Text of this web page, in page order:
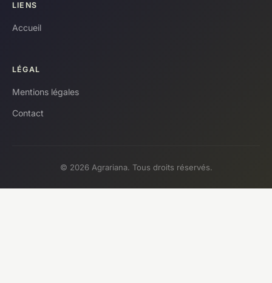
LIENS
Accueil
LÉGAL
Mentions légales
Contact
© 2026 Agrariana. Tous droits réservés.